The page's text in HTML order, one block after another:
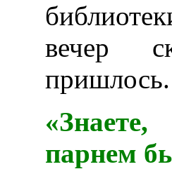
вечер
пришлось.
парнем